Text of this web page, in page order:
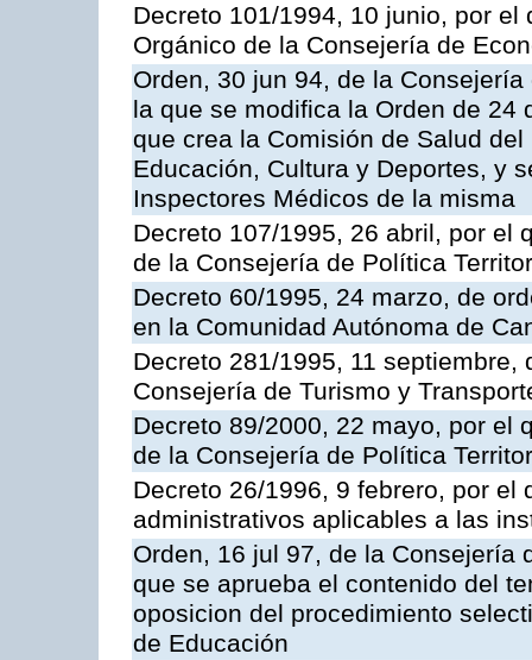
Decreto 101/1994, 10 junio, por
Orgánico de la Consejería de
Orden, 30 jun 94, de la
la que se modifica la Orden de 24
que crea la Comisión de Salud
Educación, Cultura y Deportes, y
Inspectores Médicos de la misma
Decreto 107/1995, 26 abril, por el
de la Consejería de Política
Decreto 60/1995, 24 marzo, de
en la Comunidad Autónoma de
Decreto 281/1995, 11
Consejería de Turismo y
Decreto 89/2000, 22 mayo, por el
de la Consejería de Política
Decreto 26/1996, 9 febrero, por
administrativos aplicables a las
Orden, 16 jul 97, de la Consejería
que se aprueba el contenido del
oposicion del procedimiento
de Educación